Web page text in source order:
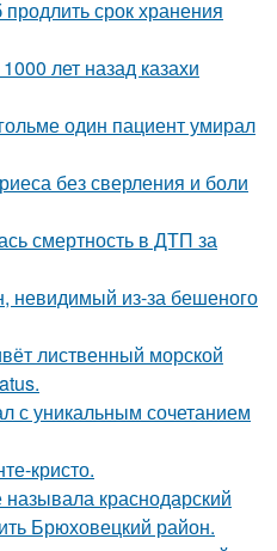
срок хранения
лет назад казахи
один пациент умирал
без сверления и боли
смертность в ДТП за
невидимый из-за бешеного
лиственный морской
с уникальным сочетанием
кристо.
краснодарский
Брюховецкий район.